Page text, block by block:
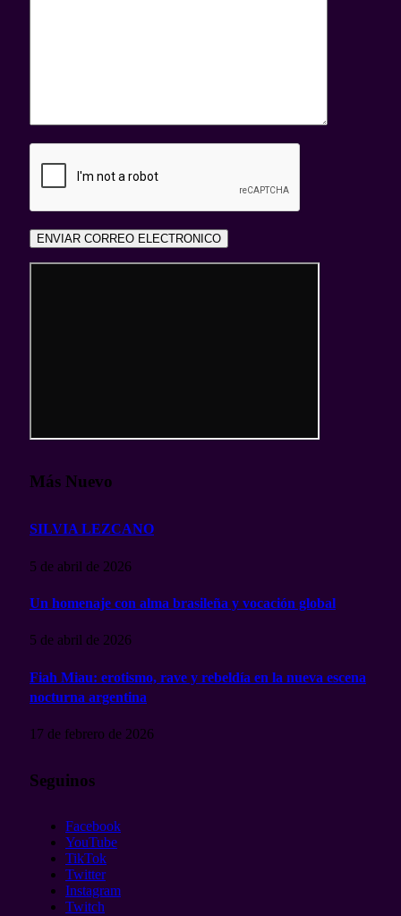
Más Nuevo
SILVIA LEZCANO
5 de abril de 2026
Un homenaje con alma brasileña y vocación global
5 de abril de 2026
Fiah Miau: erotismo, rave y rebeldía en la nueva escena
nocturna argentina
17 de febrero de 2026
Seguinos
Facebook
YouTube
TikTok
Twitter
Instagram
Twitch